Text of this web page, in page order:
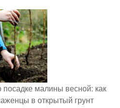
малины весной: как
в открытый грунт